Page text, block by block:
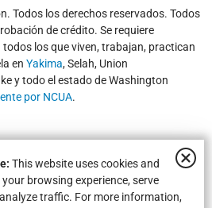
This website uses cookies and
browsing experience, serve
traffic. For more information,
Todos los derechos reservados. Todos
de crédito. Se requiere
los que viven, trabajan, practican
en Yakima, Selah, Union
y todo el estado de Washington
por NCUA.